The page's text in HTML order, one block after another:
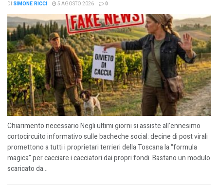
DI SIMONE RICCI 5 AGOSTO 2026 0
Chiarimento necessario Negli ultimi giorni si assiste all’ennesimo
cortocircuito informativo sulle bacheche social: decine di post virali
promettono a tutti i proprietari terrieri della Toscana la “formula
magica” per cacciare i cacciatori dai propri fondi. Bastano un modulo
scaricato da...